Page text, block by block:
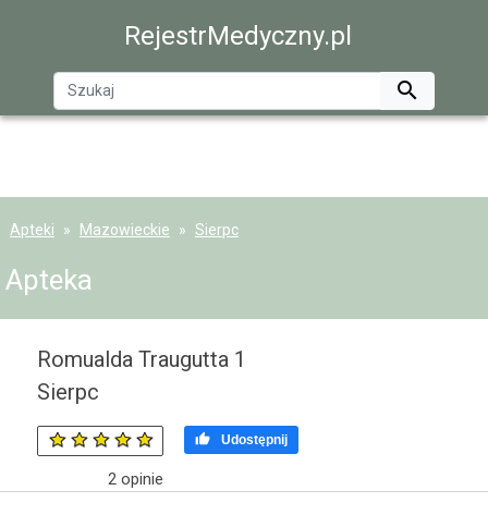
RejestrMedyczny.pl

Apteki Mazowieckie Sierpc
Apteka
Romualda Traugutta 1
Sierpc
2 opinie
 Udostępnij